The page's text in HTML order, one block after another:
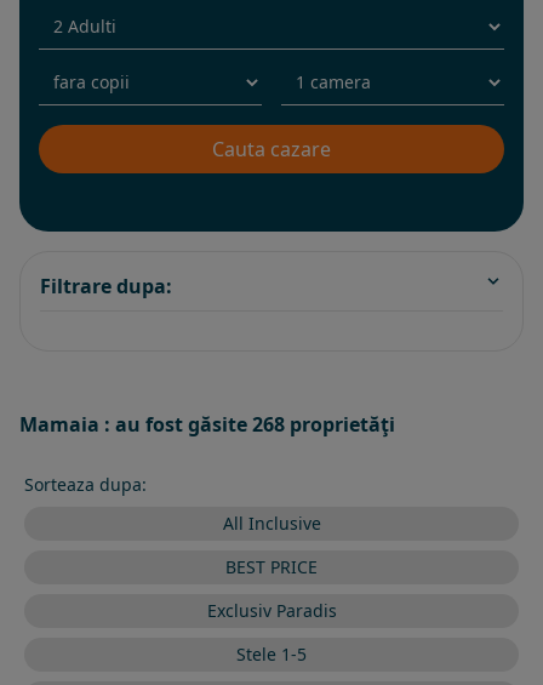
Filtrare dupa:
Mamaia : au fost găsite 268 proprietăţi
Sorteaza dupa:
All Inclusive
BEST PRICE
Exclusiv Paradis
Stele 1-5